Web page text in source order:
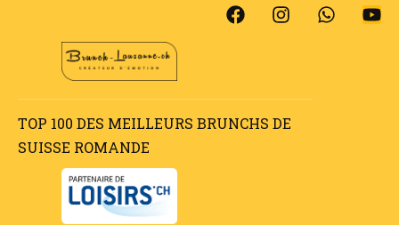
TOP 100 DES MEILLEURS BRUNCHS DE
SUISSE ROMANDE